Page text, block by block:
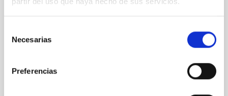
Necesarias
Preferencias
mass assembly mechanisms. Previous photometric
spectroscopy is needed to break the age-metallicity